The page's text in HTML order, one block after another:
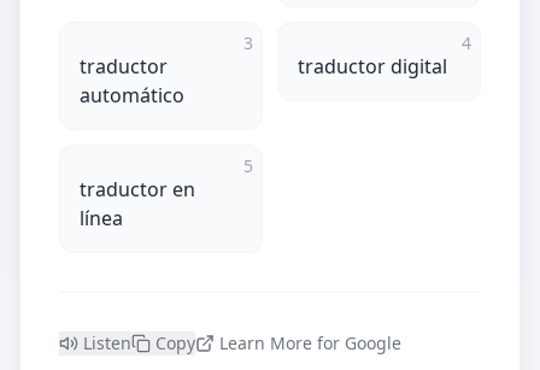
3
traductor
automático
4
traductor digital
5
traductor en
línea
Listen Copy Learn More for Google